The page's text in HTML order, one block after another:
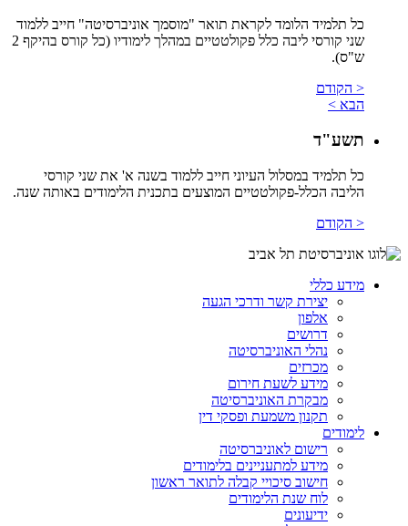
כל תלמיד הלומד לקראת תואר "מוסמך אוניברסיטה" חייב ללמוד
שני קורסי ליבה כלל פקולטטיים במהלך לימודיו (כל קורס בהיקף 2
ש"ס).
< הקודם
הבא >
תשע"ד
כל תלמיד במסלול העיוני חייב ללמוד בשנה א' את שני קורסי
הליבה הכלל-פקולטטיים המוצעים בתכנית הלימודים באותה שנה.
< הקודם
מידע כללי
יצירת קשר ודרכי הגעה
אלפון
דרושים
נהלי האוניברסיטה
מכרזים
מידע לשעת חירום
מבקרת האוניברסיטה
תקנון משמעת ופסקי דין
לימודים
רישום לאוניברסיטה
מידע למתעניינים בלימודים
חישוב סיכויי קבלה לתואר ראשון
לוח שנת הלימודים
ידיעונים